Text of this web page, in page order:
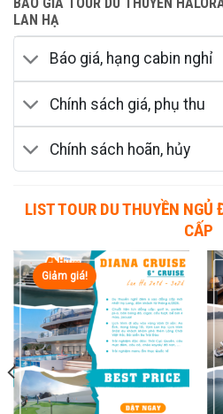
LAN HẠ
Báo giá, hạng cabin nghỉ
Chính sách giá, phụ thu
Chính sách hoãn, hủy
LIST TOUR DU THUYỀN
CẤP
Giảm giá!